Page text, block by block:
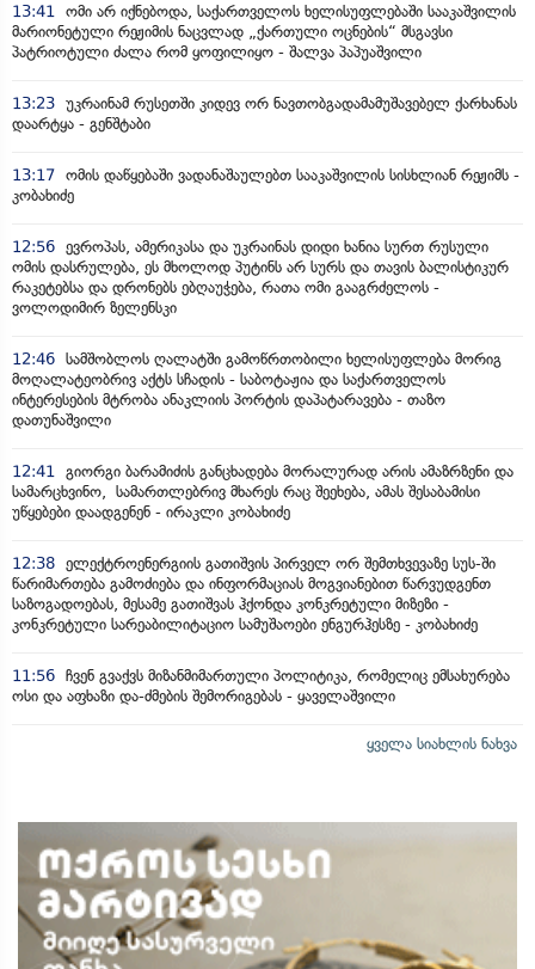
13:41
ომი არ იქნებოდა, საქართველოს ხელისუფლებაში სააკაშვილის
მარიონეტული რეჟიმის ნაცვლად „ქართული ოცნების“ მსგავსი
პატრიოტული ძალა რომ ყოფილიყო - შალვა პაპუაშვილი
13:23 უკრაინამ რუსეთში კიდევ ორ ნავთობგადამამუშავებელ ქარხანას
დაარტყა - გენშტაბი
13:17 ომის დაწყებაში ვადანაშაულებთ სააკაშვილის სისხლიან რეჟიმს -
კობახიძე
12:56 ევროპას, ამერიკასა და უკრაინას დიდი ხანია სურთ რუსული
ომის დასრულება, ეს მხოლოდ პუტინს არ სურს და თავის ბალისტიკურ
რაკეტებსა და დრონებს ებღაუჭება, რათა ომი გააგრძელოს -
ვოლოდიმირ ზელენსკი
12:46 სამშობლოს ღალატში გამოწრთობილი ხელისუფლება მორიგ
მოღალატეობრივ აქტს სჩადის - საბოტაჟია და საქართველოს
ინტერესების მტრობა ანაკლიის პორტის დაპატარავება - თაზო
დათუნაშვილი
12:41
გიორგი ბარამიძის განცხადება მორალურად არის ამაზრზენი და
სამარცხვინო, სამართლებრივ მხარეს რაც შეეხება, ამას შესაბამისი
უწყებები დაადგენენ - ირაკლი კობახიძე
12:38 ელექტროენერგიის გათიშვის პირველ ორ შემთხვევაზე სუს-ში
წარიმართება გამოძიება და ინფორმაციას მოგვიანებით წარვუდგენთ
საზოგადოებას, მესამე გათიშვას ჰქონდა კონკრეტული მიზეზი -
კონკრეტული სარეაბილიტაციო სამუშაოები ენგურჰესზე - კობახიძე
11:56 ჩვენ გვაქვს მიზანმიმართული პოლიტიკა, რომელიც ემსახურება
ოსი და აფხაზი და-ძმების შემორიგებას - ყაველაშვილი
ყველა სიახლის ნახვა